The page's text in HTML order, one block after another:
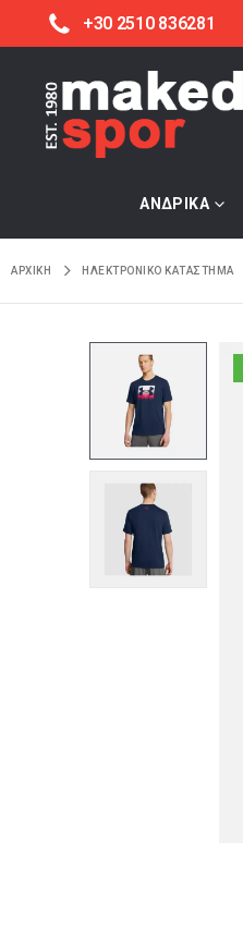
+30 2510 836281
ΑΝΔΡΙΚΑ
ΑΡΧΙΚΉ ΗΛΕΚΤΡΟΝΙΚΌ ΚΑΤΆΣΤΗΜΑ